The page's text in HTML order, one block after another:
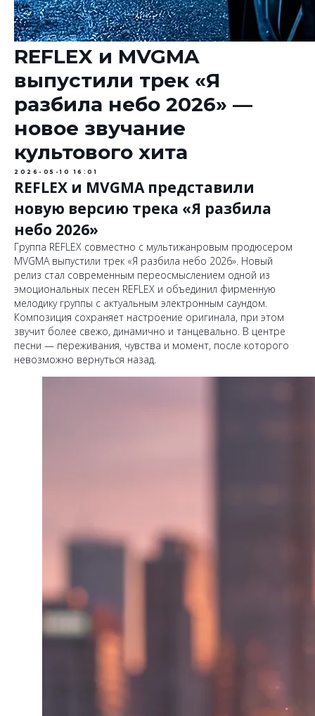
REFLEX и MVGMA
выпустили трек «Я
разбила небо 2026» —
новое звучание
культового хита
2026-05-10 16:01
REFLEX и MVGMA представили
новую версию трека «Я разбила
небо 2026»
Группа REFLEX совместно с мультижанровым продюсером
MVGMA выпустили трек «Я разбила небо 2026». Новый
релиз стал современным переосмыслением одной из
эмоциональных песен REFLEX и объединил фирменную
мелодику группы с актуальным электронным саундом.
Композиция сохраняет настроение оригинала, при этом
звучит более свежо, динамично и танцевально. В центре
песни — переживания, чувства и момент, после которого
невозможно вернуться назад.